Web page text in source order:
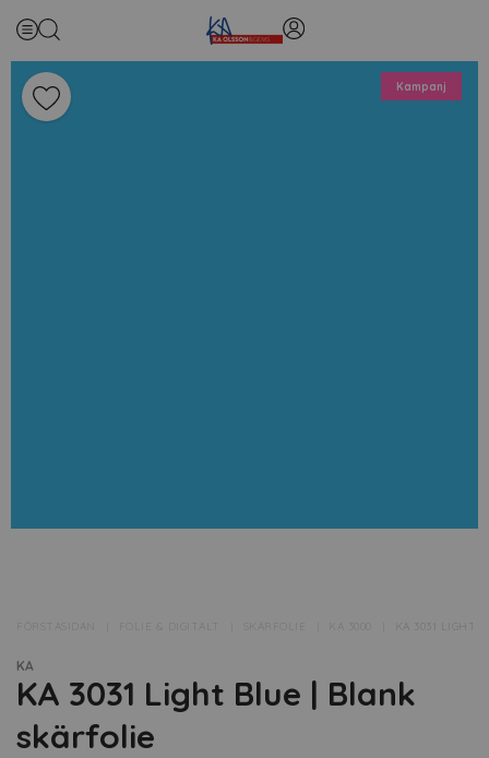
Kampanj
FÖRSTASIDAN FOLIE & DIGITALT KA 3031 LIGHT
KA
KA 3031 Light Blue | Blank
skärfolie